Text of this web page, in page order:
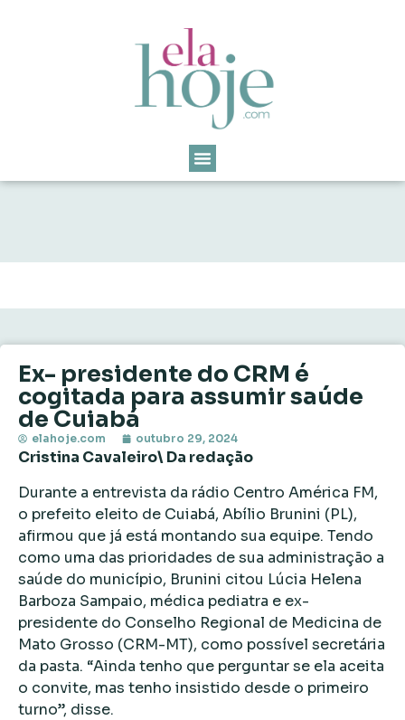
Ex- presidente do CRM é
cogitada para assumir saúde
de Cuiabá
elahoje.com outubro 29, 2024
Cristina Cavaleiro\ Da redação
Durante a entrevista da rádio Centro América FM,
o prefeito eleito de Cuiabá, Abílio Brunini (PL),
afirmou que já está montando sua equipe. Tendo
como uma das prioridades de sua administração a
saúde do município, Brunini citou Lúcia Helena
Barboza Sampaio, médica pediatra e ex-
presidente do Conselho Regional de Medicina de
Mato Grosso (CRM-MT), como possível secretária
da pasta. “Ainda tenho que perguntar se ela aceita
o convite, mas tenho insistido desde o primeiro
turno”, disse.